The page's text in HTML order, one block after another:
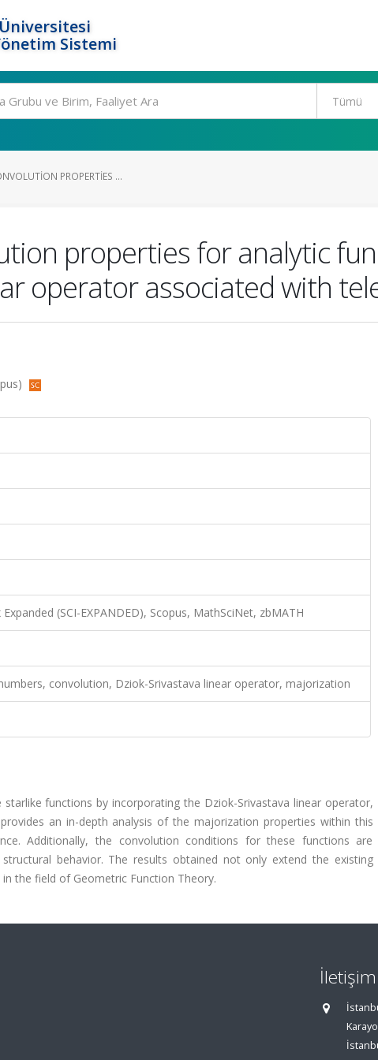
Sistemi
PROPERTIES ...
properties for analytic
operator associated with
(SCI-EXPANDED), Scopus, MathSciNet, zbMATH
convolution, Dziok-Srivastava linear operator, majorization
functions by incorporating the Dziok-Srivastava linear operator,
an in-depth analysis of the majorization properties within this
Additionally, the convolution conditions for these functions are
behavior. The results obtained not only extend the existing
the field of Geometric Function Theory.